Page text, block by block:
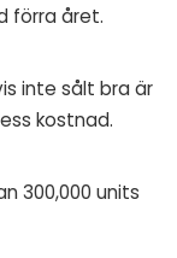
förra året.
inte sålt bra är
kostnad.
300,000 units